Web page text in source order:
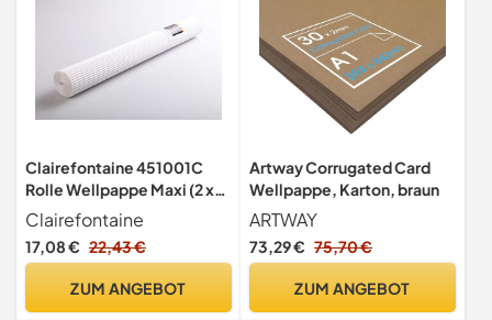
Clairefontaine 451001C
Rolle Wellpappe Maxi (2 x
0,70m, 175g, ideal für
Bastelprojekte) 1 Rolle
weiß
Clairefontaine
17,08 € 22,43 €
ZUM ANGEBOT
Artway Corrugated Card
Wellpappe, Karton, braun
ARTWAY
73,29 € 75,70 €
ZUM ANGEBOT